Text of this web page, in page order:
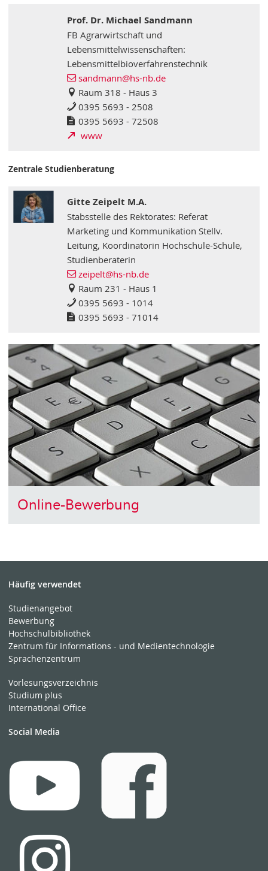
Prof. Dr. Michael Sandmann
FB Agrarwirtschaft und
Lebensmittelwissenschaften:
Lebensmittelbioverfahrenstechnik
sandmann@hs-nb.de
Raum 318 - Haus 3
0395 5693 - 2508
0395 5693 - 72508
www
Zentrale Studienberatung
Gitte Zeipelt M.A.
Stabsstelle des Rektorates: Referat
Marketing und Kommunikation Stellv.
Leitung, Koordinatorin Hochschule-Schule,
Studienberaterin
zeipelt@hs-nb.de
Raum 231 - Haus 1
0395 5693 - 1014
0395 5693 - 71014
Online-Bewerbung
Häufig verwendet
Studienangebot
Bewerbung
Hochschulbibliothek
Zentrum für Informations - und Medientechnologie
Sprachenzentrum
Vorlesungsverzeichnis
Studium plus
International Office
Social Media